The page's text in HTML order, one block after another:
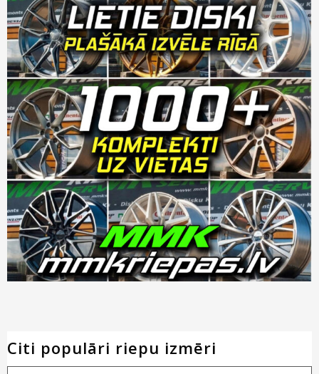
Citi populāri riepu izmēri